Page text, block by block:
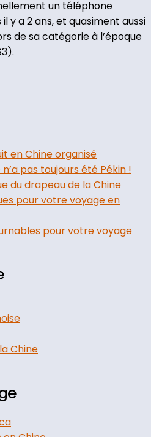
un téléphone
y a 2 ans, et quasiment aussi
de sa catégorie à l’époque
en Chine organisé
pas toujours été Pékin !
du drapeau de la Chine
pour votre voyage en
pour votre voyage
Chine